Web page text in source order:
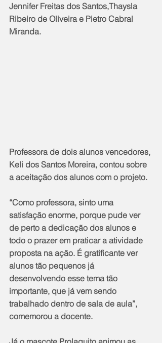
Jennifer Freitas dos Santos,Thaysla
Ribeiro de Oliveira e Pietro Cabral
Miranda.
Professora de dois alunos vencedores,
Keli dos Santos Moreira, contou sobre
a aceitação dos alunos com o projeto.
“Como professora, sinto uma
satisfação enorme, porque pude ver
de perto a dedicação dos alunos e
todo o prazer em praticar a atividade
proposta na ação. É gratificante ver
alunos tão pequenos já
desenvolvendo esse tema tão
importante, que já vem sendo
trabalhado dentro de sala de aula”,
comemorou a docente.